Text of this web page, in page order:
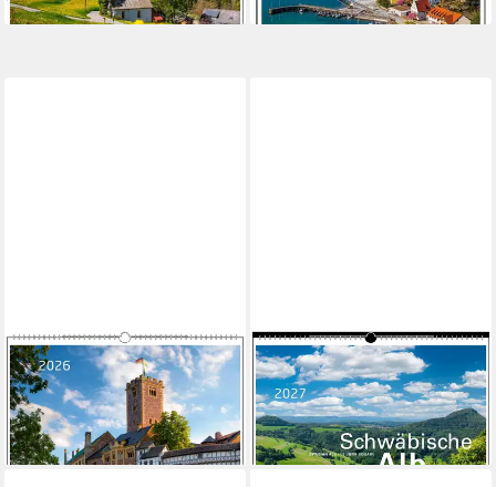
STADLER
Wandkalender Malerisches
Thüringen 2026
18,35 €
lieferbar - in 2-3 Werktagen bei dir
STADLER
Wandkalender Schwäbische
Alb 2027
18,35 €
lieferbar - in 2-3 Werktagen bei dir